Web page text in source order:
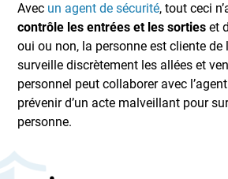
Avec un agent de sécurité, tout ceci
contrôle les entrées et les sortieset
oui ou non, la personne est cliente de
surveille discrètement les allées et
personnel peut collaborer avec
prévenir d’un acte malveillant pour
personne.